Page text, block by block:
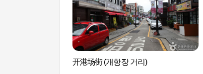
开港场街 (개항장 거리)